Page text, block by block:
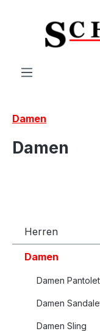
Zum Hauptinhalt
Damen
Damen
Herren
Damen
Damen
Damen
Damen Sling